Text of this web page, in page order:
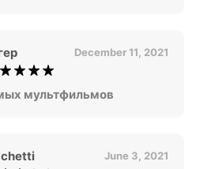
December 11, 2021
мультфильмов
June 3, 2021